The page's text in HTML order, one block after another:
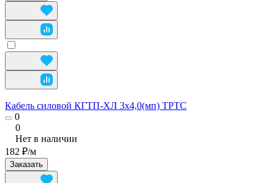
Кабель силовой КГТП-ХЛ 3х4,0(мп) ТРТС
0
0
Нет в наличии
182 ₽/м
Заказать